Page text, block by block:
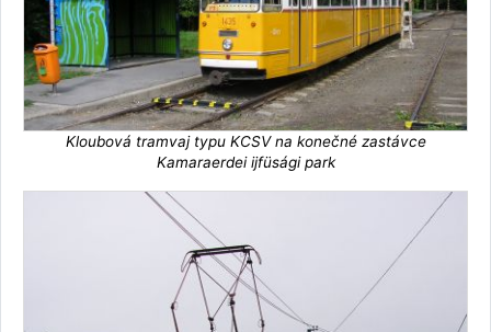
Kloubová tramvaj typu KCSV na konečné zastávce
Kamaraerdei ijfüsági park